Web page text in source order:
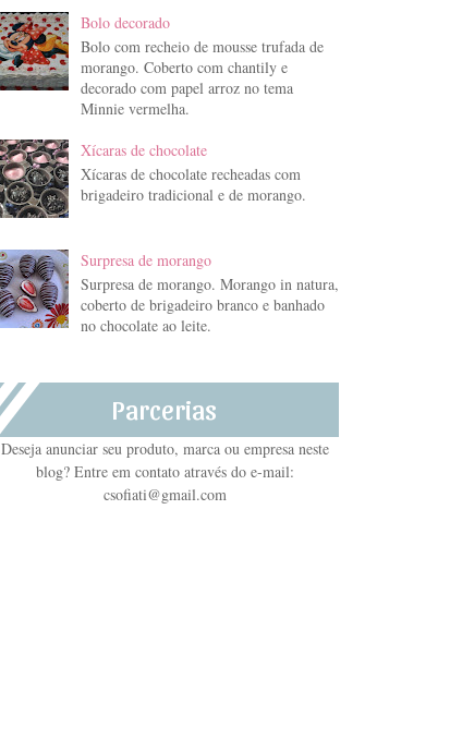
Bolo decorado
Bolo com recheio de mousse trufada de
morango. Coberto com chantily e
decorado com papel arroz no tema
Minnie vermelha.
Xícaras de chocolate
Xícaras de chocolate recheadas com
brigadeiro tradicional e de morango.
Surpresa de morango
Surpresa de morango. Morango in natura,
coberto de brigadeiro branco e banhado
no chocolate ao leite.
Parcerias
Deseja anunciar seu produto, marca ou empresa neste
blog? Entre em contato através do e-mail:
csofiati@gmail.com